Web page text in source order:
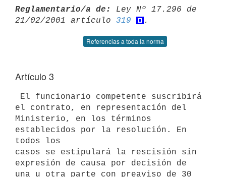
Reglamentario/a de:
Ley Nº 17.296 de
21/02/2001 artículo 319
Referencias a toda la norma
Artículo 3
el contrato, en representación del
Ministerio, en los términos
establecidos por la resolución. En
todos los
casos se estipulará la rescisión sin
expresión de causa por decisión de
una u otra parte con preaviso de 30